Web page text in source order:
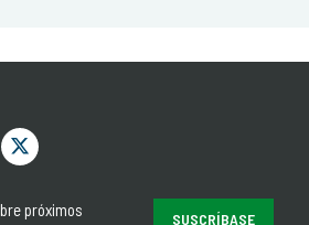
próximos
SUSCRÍBASE